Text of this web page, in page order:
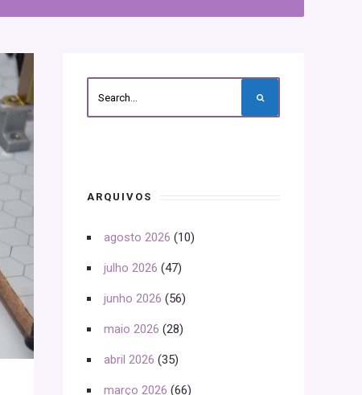
ARQUIVOS
agosto 2026 (10)
julho 2026 (47)
junho 2026 (56)
maio 2026 (28)
abril 2026 (35)
março 2026 (66)